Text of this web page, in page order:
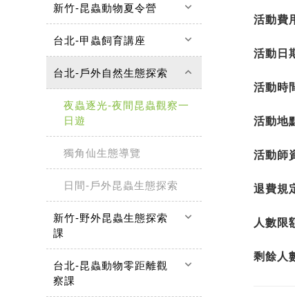
新竹-昆蟲動物夏令營 keyboard_arrow_down
台北-甲蟲飼育講座 keyboard_arrow_down
台北-戶外自然生態探索 keyboard_arrow_up
夜蟲逐光-夜間昆蟲觀察一
日遊
獨角仙生態導覽
日間-戶外昆蟲生態探索
新竹-野外昆蟲生態探索
課
keyboard_arrow_down
台北-昆蟲動物零距離觀
察課
keyboard_arrow_down
活動費
活動日
活動時
活動地
活動師
退費規
人數限
剩餘人